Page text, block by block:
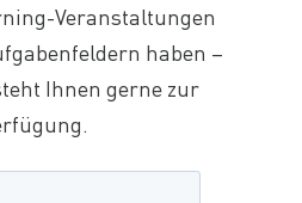
Veranstaltungen
haben –
Ihnen gerne zur